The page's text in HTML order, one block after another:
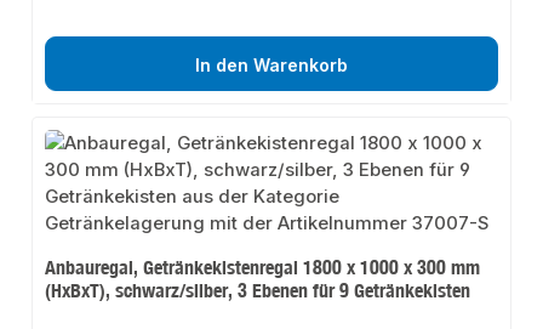
In den Warenkorb
Anbauregal, Getränkekistenregal 1800 x 1000 x 300 mm
(HxBxT), schwarz/silber, 3 Ebenen für 9 Getränkekisten